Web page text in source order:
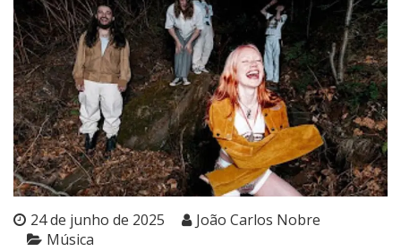
24 de junho de 2025
João Carlos Nobre
Música